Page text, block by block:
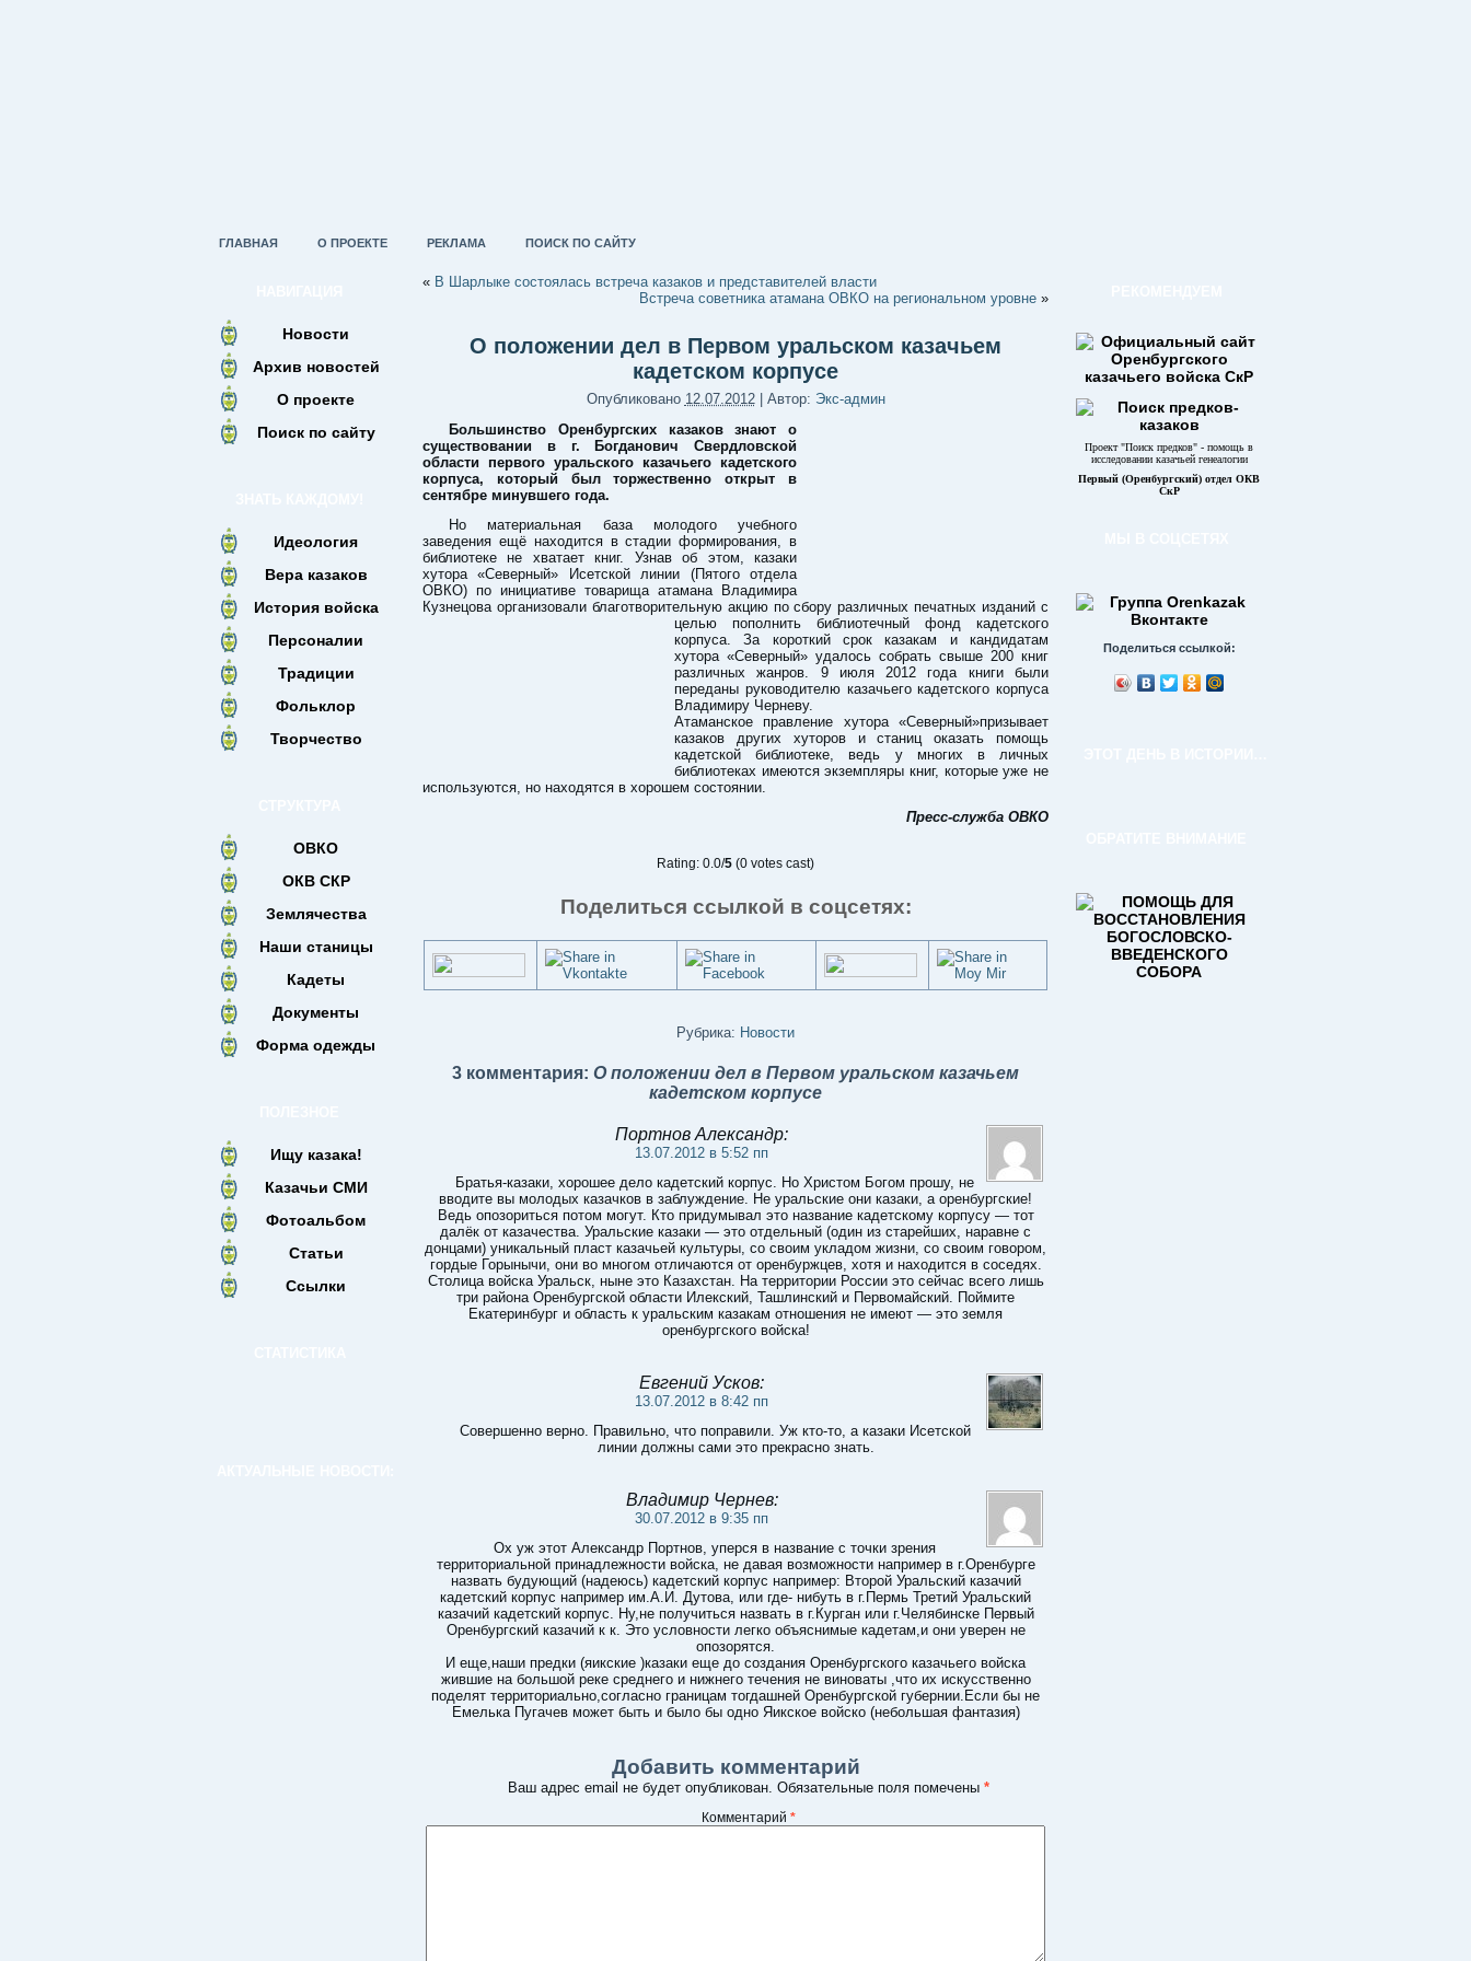
ГЛАВНАЯ О ПРОЕКТЕ РЕКЛАМА ПОИСК ПО САЙТУ
Новости
Архив новостей
О проекте
Поиск по сайту
Идеология
Вера казаков
История войска
Персоналии
Традиции
Фольклор
Творчество
ОВКО
ОКВ СКР
Землячества
Наши станицы
Кадеты
Документы
Форма одежды
Ищу казака!
Казачьи СМИ
Фотоальбом
Статьи
Ссылки
« В Шарлыке состоялась встреча казаков и представителей власти
Встреча советника атамана ОВКО на региональном уровне »
О положении дел в Первом уральском казачьем
кадетском корпусе
Опубликовано 12.07.2012| Автор: Экс-админ
Большинство Оренбургских казаков знают о
существовании в г. Богданович Свердловской
области первого уральского казачьего кадетского
корпуса, который был торжественно открыт в
сентябре минувшего года.
Но материальная база молодого учебного
заведения ещё находится в стадии формирования, в
библиотеке не хватает книг. Узнав об этом, казаки
хутора «Северный» Исетской линии (Пятого отдела
ОВКО) по инициативе товарища атамана Владимира
Кузнецова организовали благотворительную акцию по сбору различных печатных изданий с
целью пополнить библиотечный фонд кадетского
корпуса. За короткий срок казакам и кандидатам
хутора «Северный» удалось собрать свыше 200 книг
различных жанров. 9 июля 2012 года книги были
переданы руководителю казачьего кадетского корпуса
Владимиру Черневу.
Атаманское правление хутора «Северный»призывает
казаков других хуторов и станиц оказать помощь
кадетской библиотеке, ведь у многих в личных
библиотеках имеются экземпляры книг, которые уже не
используются, но находятся в хорошем состоянии.
Пресс-служба ОВКО
Rating: 0.0/5 (0 votes cast)
Поделиться ссылкой в соцсетях:
Рубрика: Новости
3 комментария: О положении дел в Первом уральском казачьем
кадетском корпусе
Портнов Александр:
13.07.2012 в 5:52 пп
Братья-казаки, хорошее дело кадетский корпус. Но Христом Богом прошу, не
вводите вы молодых казачков в заблуждение. Не уральские они казаки, а оренбургские!
Ведь опозориться потом могут. Кто придумывал это название кадетскому корпусу — тот
далёк от казачества. Уральские казаки — это отдельный (один из старейших, наравне с
донцами) уникальный пласт казачьей культуры, со своим укладом жизни, со своим говором,
гордые Горынычи, они во многом отличаются от оренбуржцев, хотя и находится в соседях.
Столица войска Уральск, ныне это Казахстан. На территории России это сейчас всего лишь
три района Оренбургской области Илекский, Ташлинский и Первомайский. Поймите
Екатеринбург и область к уральским казакам отношения не имеют — это земля
оренбургского войска!
Евгений Усков:
13.07.2012 в 8:42 пп
Совершенно верно. Правильно, что поправили. Уж кто-то, а казаки Исетской
линии должны сами это прекрасно знать.
Владимир Чернев:
30.07.2012 в 9:35 пп
Ох уж этот Александр Портнов, уперся в название с точки зрения
территориальной принадлежности войска, не давая возможности например в г.Оренбурге
назвать будующий (надеюсь) кадетский корпус например: Второй Уральский казачий
кадетский корпус например им.А.И. Дутова, или где- нибуть в г.Пермь Третий Уральский
казачий кадетский корпус. Ну,не получиться назвать в г.Курган или г.Челябинске Первый
Оренбургский казачий к к. Это условности легко объяснимые кадетам,и они уверен не
опозорятся.
И еще,наши предки (яикские )казаки еще до создания Оренбургского казачьего войска
жившие на большой реке среднего и нижнего течения не виноваты ,что их искусственно
поделят территориально,согласно границам тогдашней Оренбургской губернии.Если бы не
Емелька Пугачев может быть и было бы одно Яикское войско (небольшая фантазия)
Добавить комментарий
Ваш адрес email не будет опубликован. Обязательные поля помечены *
Комментарий *
Проект "Поиск предков" - помощь в
исследовании казачьей генеалогии
Первый (Оренбургский) отдел ОКВ
СкР
Поделиться ссылкой: